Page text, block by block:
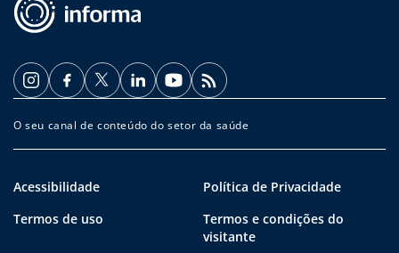
O seu canal de conteúdo do setor da saúde
Acessibilidade
Política de Privacidade
Termos de uso
Termos e condições do
visitante